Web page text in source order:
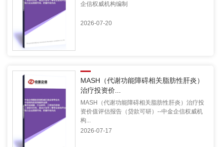
企信权威机构编制
2026-07-20
MASH（代谢功能障碍相关脂肪性肝炎）
治疗投资价...
MASH（代谢功能障碍相关脂肪性肝炎）治疗投
资价值评估报告（贷款可研）--中金企信权威机
构...
2026-07-17